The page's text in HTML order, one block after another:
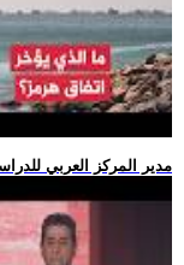
.. مدير المركز العربي